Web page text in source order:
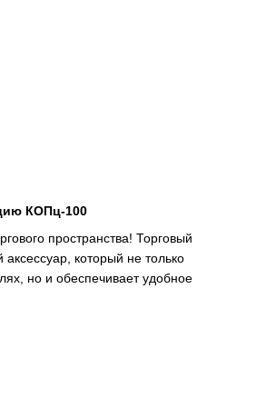
КОПц-100
пространства! Торговый
который не только
но и обеспечивает удобное